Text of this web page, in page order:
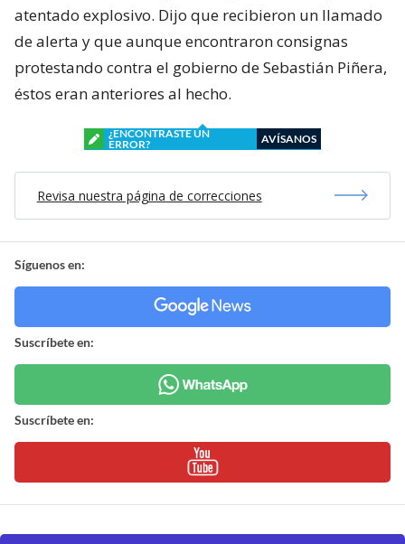
atentado explosivo. Dijo que recibieron un llamado
de alerta y que aunque encontraron consignas
protestando contra el gobierno de Sebastián Piñera,
éstos eran anteriores al hecho.
¿ENCONTRASTE UN
ERROR?
AVÍSANOS
Revisa nuestra página de correcciones
Síguenos en:
Suscríbete en:
Suscríbete en: